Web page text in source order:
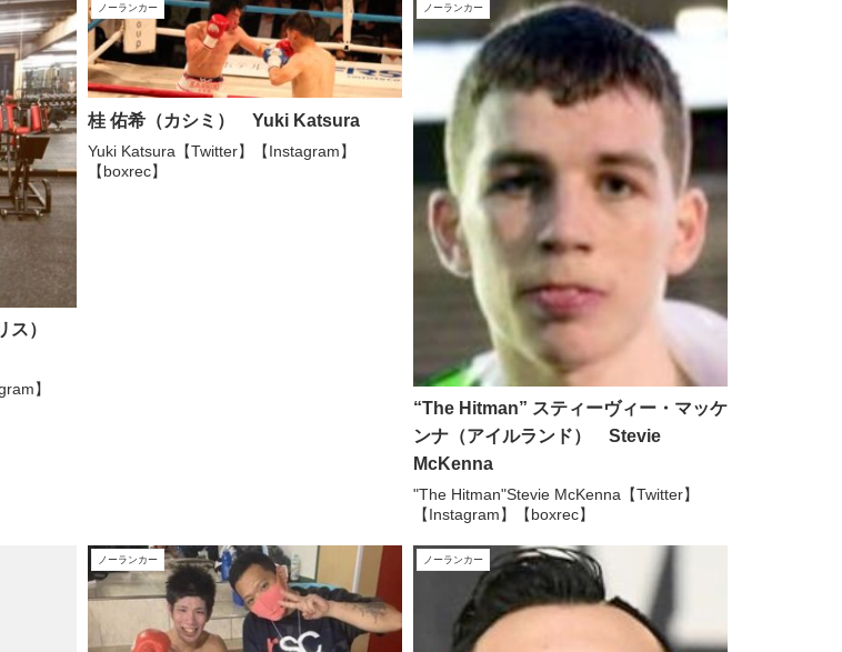
ス）
】
ノーランカー
桂 佑希（カシミ） Yuki Katsura
Yuki Katsura【Twitter】【Instagram】
【boxrec】
ノーランカー
“The Hitman” スティーヴィー・マッケ
ンナ（アイルランド） Stevie
McKenna
"The Hitman"Stevie McKenna【Twitter】
【Instagram】【boxrec】
ノーランカー ノーランカー